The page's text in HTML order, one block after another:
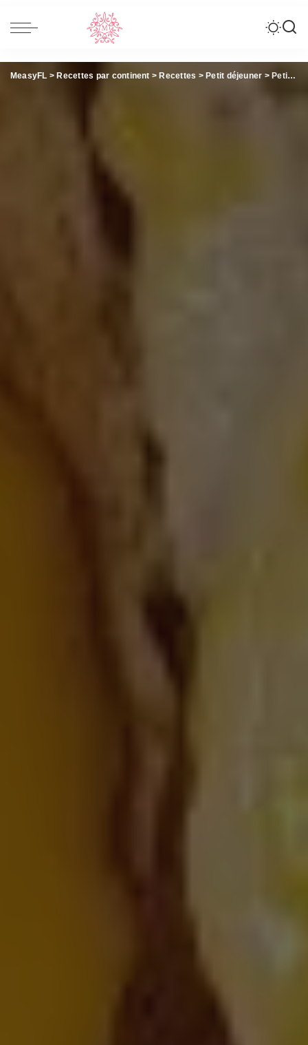
MeasyFL > Recettes par continent > Recettes > Petit déjeuner > Petit déjeuner – Perte de poids